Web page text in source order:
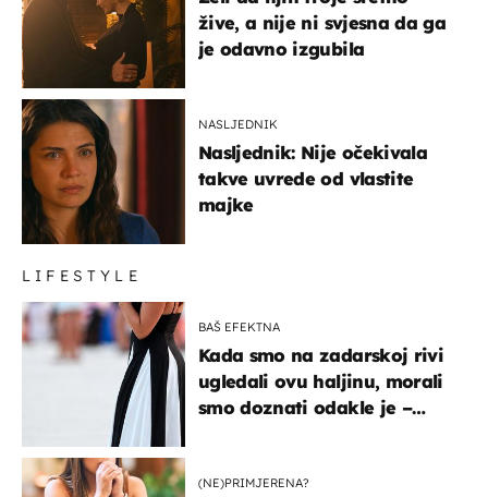
žive, a nije ni svjesna da ga
je odavno izgubila
NASLJEDNIK
Nasljednik: Nije očekivala
takve uvrede od vlastite
majke
LIFESTYLE
BAŠ EFEKTNA
Kada smo na zadarskoj rivi
ugledali ovu haljinu, morali
smo doznati odakle je –
(NE)PRIMJERENA?